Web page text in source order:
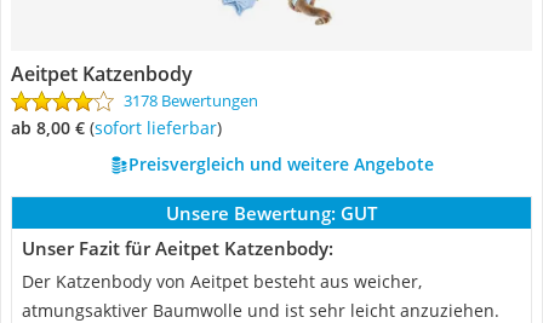
Aeitpet Katzenbody
3178 Bewertungen
ab 8,00 € ( Sofort lieferbar)
Preisvergleich und weitere Angebote
Unsere Bewertung: GUT
Unser Fazit für Aeitpet Katzenbody:
Der Katzenbody von Aeitpet besteht aus weicher,
atmungsaktiver Baumwolle und ist sehr leicht anzuziehen.